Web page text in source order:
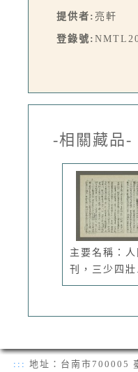
提供者: 亮軒
登錄號:
-相關藏品-
主要名稱：人
刊，三少四
::: 地址：台南市700005